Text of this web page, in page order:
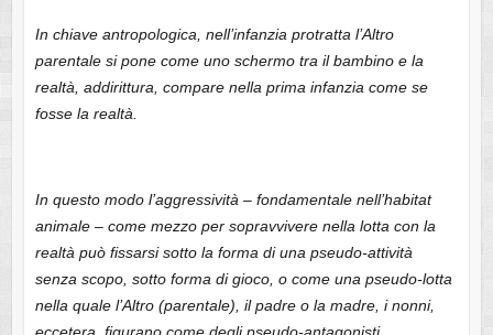
In chiave antropologica, nell’infanzia protratta l’Altro
parentale si pone come uno schermo tra il bambino e la
realtà, addirittura, compare nella prima infanzia come se
fosse la realtà.
In questo modo l’aggressività – fondamentale nell’habitat
animale – come mezzo per sopravvivere nella lotta con la
realtà può fissarsi sotto la forma di una pseudo-attività
senza scopo, sotto forma di gioco, o come una pseudo-lotta
nella quale l’Altro (parentale), il padre o la madre, i nonni,